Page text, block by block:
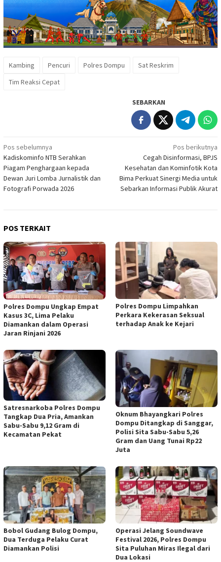
Kambing Pencuri Polres Dompu
Sat Reskrim
Tim Reaksi Cepat
SEBARKAN
Navigasi
pos
Pos sebelumnya
Kadiskominfo NTB Serahkan
Piagam Penghargaan kepada
Dewan Juri Lomba Jurnalistik dan
Fotografi Porwada 2026
Pos berikutnya
Cegah Disinformasi, BPJS
Kesehatan dan Kominfotik Kota
Bima Perkuat Sinergi Media untuk
Sebarkan Informasi Publik Akurat
POS TERKAIT
Polres Dompu Ungkap Empat
Kasus 3C, Lima Pelaku
Diamankan dalam Operasi
Jaran Rinjani 2026
Polres Dompu Limpahkan
Perkara Kekerasan Seksual
terhadap Anak ke Kejari
Satresnarkoba Polres Dompu
Tangkap Dua Pria, Amankan
Sabu-Sabu 9,12 Gram di
Kecamatan Pekat
Oknum Bhayangkari Polres
Dompu Ditangkap di Sanggar,
Polisi Sita Sabu-Sabu 5,26
Gram dan Uang Tunai Rp22
Juta
Bobol Gudang Bulog Dompu,
Dua Terduga Pelaku Curat
Diamankan Polisi
Operasi Jelang Soundwave
Festival 2026, Polres Dompu
Sita Puluhan Miras Ilegal dari
Dua Lokasi